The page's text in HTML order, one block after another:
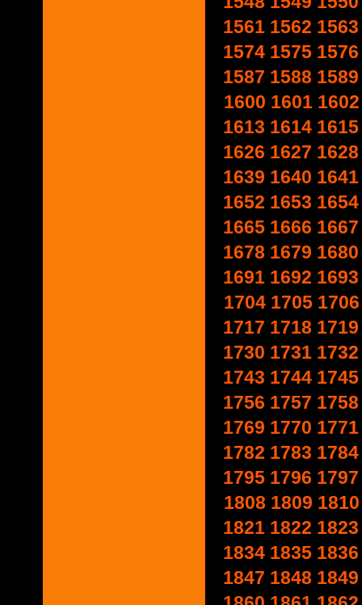
1561 1562 1563
1574 1575 1576
1587 1588 1589
1600 1601 1602
1613 1614 1615
1626 1627 1628
1639 1640 1641
1652 1653 1654
1665 1666 1667
1678 1679 1680
1691 1692 1693
1704 1705 1706
1717 1718 1719
1730 1731 1732
1743 1744 1745
1756 1757 1758
1769 1770 1771
1782 1783 1784
1795 1796 1797
1808 1809 1810
1821 1822 1823
1834 1835 1836
1847 1848 1849